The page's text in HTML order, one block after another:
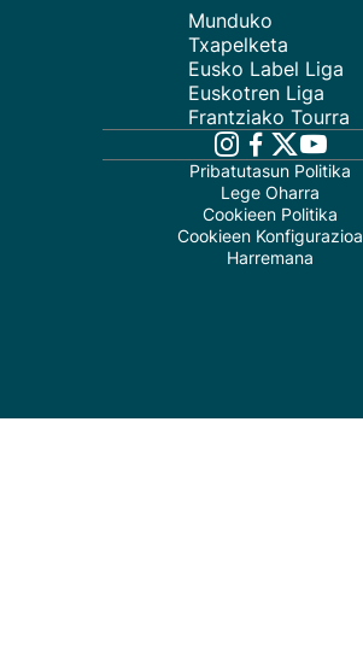
Munduko
Txapelketa
Eusko Label Liga
Euskotren Liga
Frantziako Tourra
Pribatutasun Politika
Lege Oharra
Cookieen Politika
Cookieen Konfigurazioa
Harremana